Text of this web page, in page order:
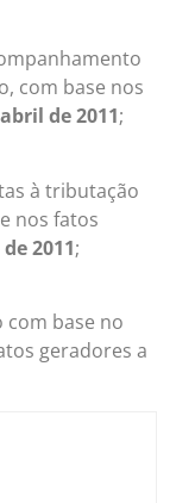
com base nos
de 2011;
à tributação
nos fatos
2011;
com base no
geradores a